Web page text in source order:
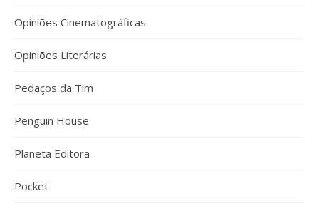
Opiniões Cinematográficas
Opiniões Literárias
Pedaços da Tim
Penguin House
Planeta Editora
Pocket